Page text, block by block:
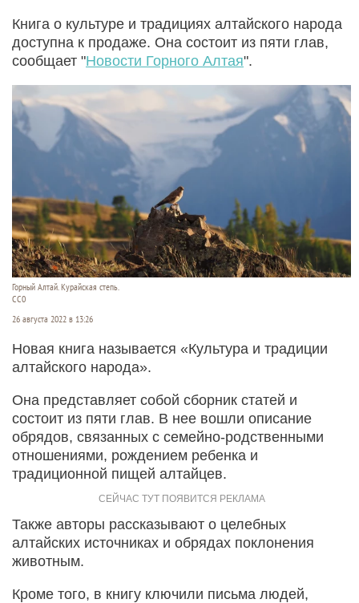
Книга о культуре и традициях алтайского народа
доступна к продаже. Она состоит из пяти глав,
сообщает "Новости Горного Алтая".
Горный Алтай. Курайская степь.
CC0
26 августа 2022 в 13:26
Новая книга называется «Культура и традиции
алтайского народа».
Она представляет собой сборник статей и
состоит из пяти глав. В нее вошли описание
обрядов, связанных с семейно-родственными
отношениями, рождением ребенка и
традиционной пищей алтайцев.
Также авторы рассказывают о целебных
алтайских источниках и обрядах поклонения
животным.
Кроме того, в книгу ключили письма людей,